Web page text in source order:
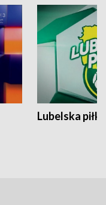
Lubelska piłka